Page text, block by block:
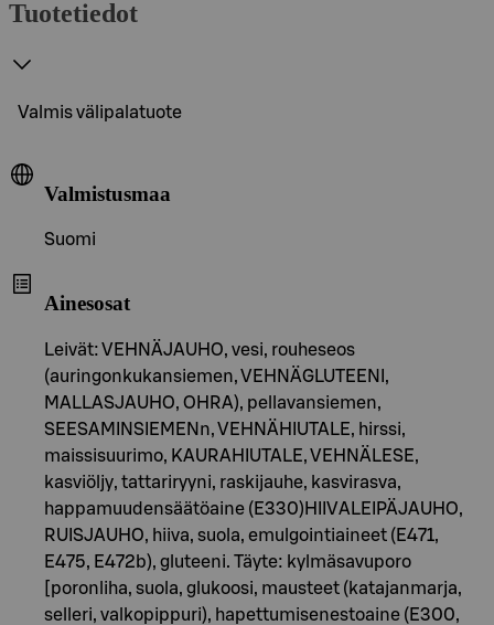
Tuotetiedot
Valmis välipalatuote
Valmistusmaa
Suomi
Ainesosat
Leivät: VEHNÄJAUHO, vesi, rouheseos
(auringonkukansiemen, VEHNÄGLUTEENI,
MALLASJAUHO, OHRA), pellavansiemen,
SEESAMINSIEMENn, VEHNÄHIUTALE, hirssi,
maissisuurimo, KAURAHIUTALE, VEHNÄLESE,
kasviöljy, tattariryyni, raskijauhe, kasvirasva,
happamuudensäätöaine (E330)HIIVALEIPÄJAUHO,
RUISJAUHO, hiiva, suola, emulgointiaineet (E471,
E475, E472b), gluteeni. Täyte: kylmäsavuporo
[poronliha, suola, glukoosi, mausteet (katajanmarja,
selleri, valkopippuri), hapettumisenestoaine (E300,